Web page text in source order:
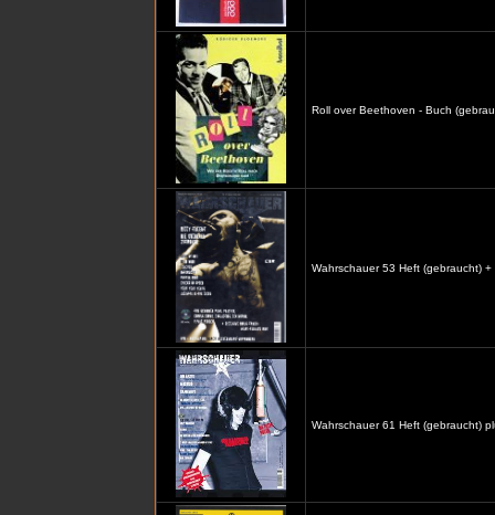
Roll over Beethoven - Buch
Wahrschauer 53 Heft (gebraucht) +
Wahrschauer 61 Heft (gebraucht)